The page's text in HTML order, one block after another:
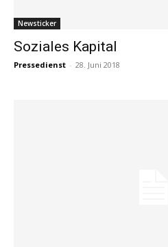
Newsticker
Soziales Kapital
Pressedienst - 28. Juni 2018